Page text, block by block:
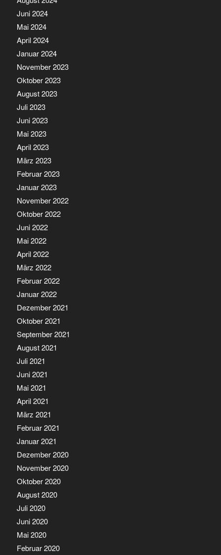
Juni 2024
Mai 2024
April 2024
Januar 2024
November 2023
Oktober 2023
August 2023
Juli 2023
Juni 2023
Mai 2023
April 2023
März 2023
Februar 2023
Januar 2023
November 2022
Oktober 2022
Juni 2022
Mai 2022
April 2022
März 2022
Februar 2022
Januar 2022
Dezember 2021
Oktober 2021
September 2021
August 2021
Juli 2021
Juni 2021
Mai 2021
April 2021
März 2021
Februar 2021
Januar 2021
Dezember 2020
November 2020
Oktober 2020
August 2020
Juli 2020
Juni 2020
Mai 2020
Februar 2020